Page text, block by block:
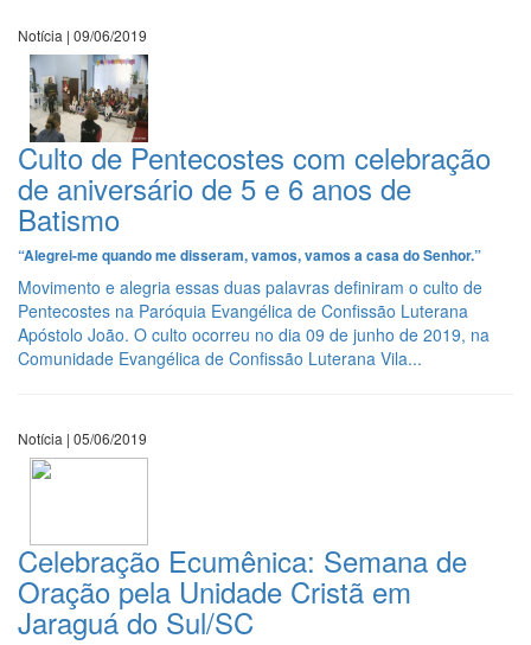
Notícia | 09/06/2019
Culto de Pentecostes com celebração
de aniversário de 5 e 6 anos de
Batismo
“Alegrei-me quando me disseram, vamos, vamos a casa do Senhor.”
Movimento e alegria essas duas palavras definiram o culto de
Pentecostes na Paróquia Evangélica de Confissão Luterana
Apóstolo João. O culto ocorreu no dia 09 de junho de 2019, na
Comunidade Evangélica de Confissão Luterana Vila...
Notícia | 05/06/2019
Celebração Ecumênica: Semana de
Oração pela Unidade Cristã em
Jaraguá do Sul/SC